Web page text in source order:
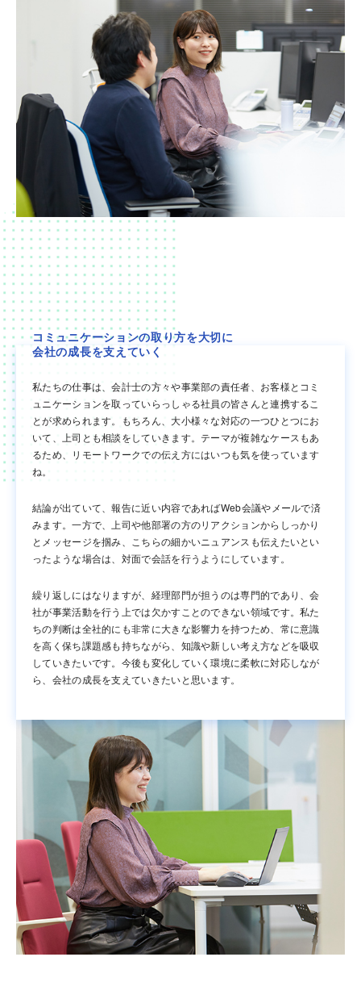
コミュニケーションの取り方を大切に
会社の成長を支えていく
私たちの仕事は、会計士の方々や事業部の責任者、お客様とコミ
ュニケーションを取っていらっしゃる社員の皆さんと連携するこ
とが求められます。もちろん、大小様々な対応の一つひとつにお
いて、上司とも相談をしていきます。テーマが複雑なケースもあ
るため、リモートワークでの伝え方にはいつも気を使っています
ね。
結論が出ていて、報告に近い内容であればWeb会議やメールで済
みます。一方で、上司や他部署の方のリアクションからしっかり
とメッセージを掴み、こちらの細かいニュアンスも伝えたいとい
ったような場合は、対面で会話を行うようにしています。
繰り返しにはなりますが、経理部門が担うのは専門的であり、会
社が事業活動を行う上では欠かすことのできない領域です。私た
ちの判断は全社的にも非常に大きな影響力を持つため、常に意識
を高く保ち課題感も持ちながら、知識や新しい考え方などを吸収
していきたいです。今後も変化していく環境に柔軟に対応しなが
ら、会社の成長を支えていきたいと思います。